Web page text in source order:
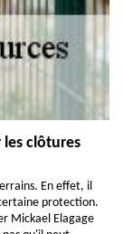
clôtures
En effet, il
protection.
Mickael Elagage